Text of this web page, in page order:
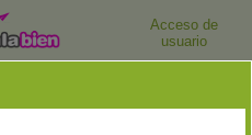
Acceso de
usuario
Cantabria